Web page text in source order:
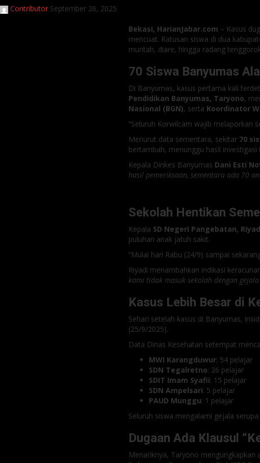
Contributor September 26, 2025
Bekasi, HarianJabar.com – Kasus
mencuat. Ratusan siswa di dua
muntah, diare, hingga radang
70 Siswa Banyumas
Di Banyumas, kasus pertama kali
Pendidikan Banyumas, Taryono,
Nasional (BGN), serta Koordinator
“Seluruh Korwilcam wajib melaporkan
Menurut data sementara, sekitar 70
bertambah, menunggu hasil investigasi
Kepala Dinkes Banyumas Dani Esti
hasil pemeriksaan, sementara ada 70
Sekolah Hentikan
Kepala SD Negeri Pangebatan,
puluhan anak jatuh sakit.
“Mulai hari Rabu (24/9) sampai
Riyadi menambahkan indikasi
kami tidak masuk sekolah dengan
Kasus Lebih Besar di
Sehari setelah kasus di Banyumas,
(25/9/2025).
Data Dinas Kesehatan setempat
MWI Karangduwur: 54 pelajar
SDN Tegalretno: 26 pelajar
SDIT Imam Syafii: 15 pelajar
SDN Ampelsari: 5 pelajar
PAUD Munggu: 1 pelajar
Seluruh siswa mengalami gejala
Dugaan Ada Klausul
Menariknya, Taryono mengungkapkan